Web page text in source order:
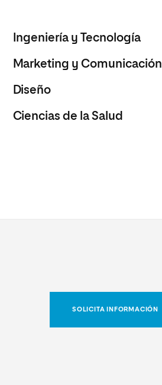
Ingeniería y Tecnología
Marketing y Comunicación
Diseño
Ciencias de la Salud
SOLICITA INFORMACIÓN